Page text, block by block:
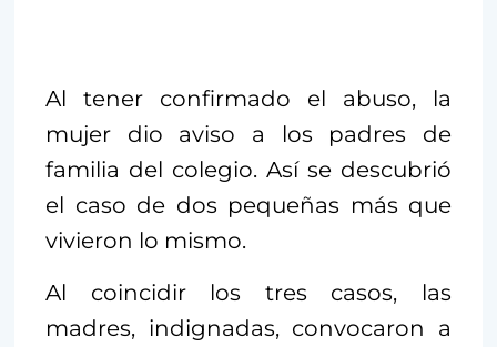
Al tener confirmado el abuso, la
mujer dio aviso a los padres de
familia del colegio. Así se descubrió
el caso de dos pequeñas más que
vivieron lo mismo.
Al coincidir los tres casos, las
madres, indignadas, convocaron a